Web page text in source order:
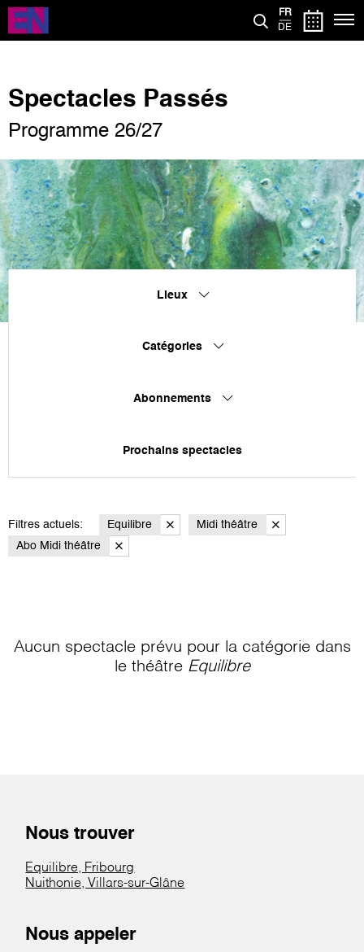
Aller
contenu
FR
DE
Spectacles Passés
Programme 26/27
Lieux
Catégories
Abonnements
Prochains spectacles
Filtres actuels: Equilibre
Midi théâtre
Abo Midi théâtre
Aucun spectacle prévu pour la catégorie dans
le théâtre Equilibre
Nous trouver
Equilibre, Fribourg
Nuithonie, Villars-sur-Glâne
Nous appeler